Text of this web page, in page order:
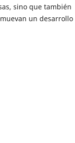
sino que también
un desarrollo